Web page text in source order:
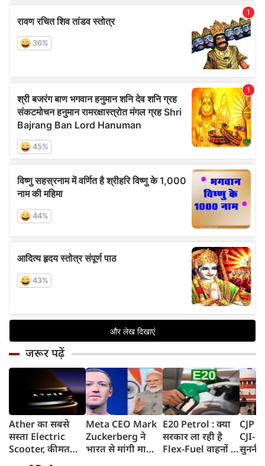
जरूर पढ़ें
Ather का सबसे
सस्ता Electric
Scooter, कीमत
Meta CEO Mark
Zuckerberg ने
भारत से मांगी माफी,
E20 Petrol : क्या
सरकार ला रही है
Flex-Fuel वाहनों के
CJP
CJI-
सुननी